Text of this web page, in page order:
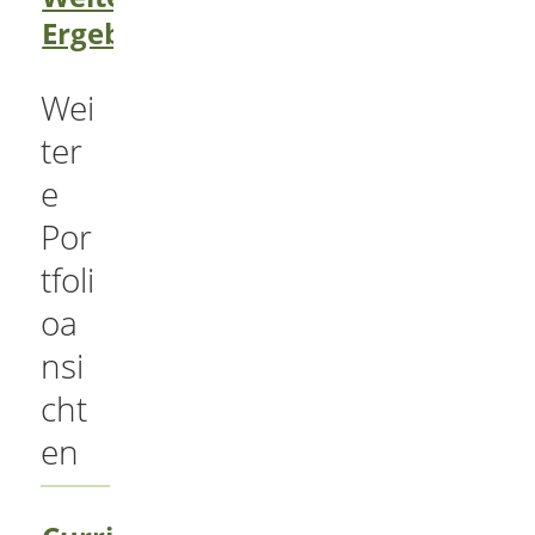
Ergebnisse (5/5)
Wei
ter
e
Por
tfoli
oa
nsi
cht
en